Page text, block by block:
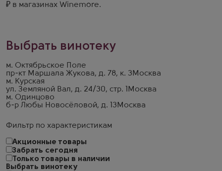
Фильтр по характеристикам
Акционные товары
Забрать сегодня
Только товары в наличии
Выбрать винотеку
₽ в магазинах Winemore.
Выбрать винотеку
м. Октябрьское Поле
пр-кт Маршала Жукова, д. 78, к. 3 Москва
м. Курская
ул. Земляной Вал, д. 24/30, стр. 1
Москва
м. Одинцово
б-р Любы Новосёловой, д. 13 Москва